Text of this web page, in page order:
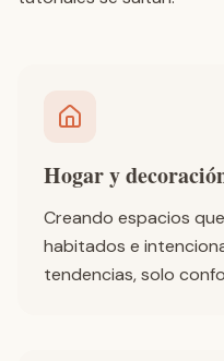
Hogar y
Creando espacios
habitados e
tendencias, solo